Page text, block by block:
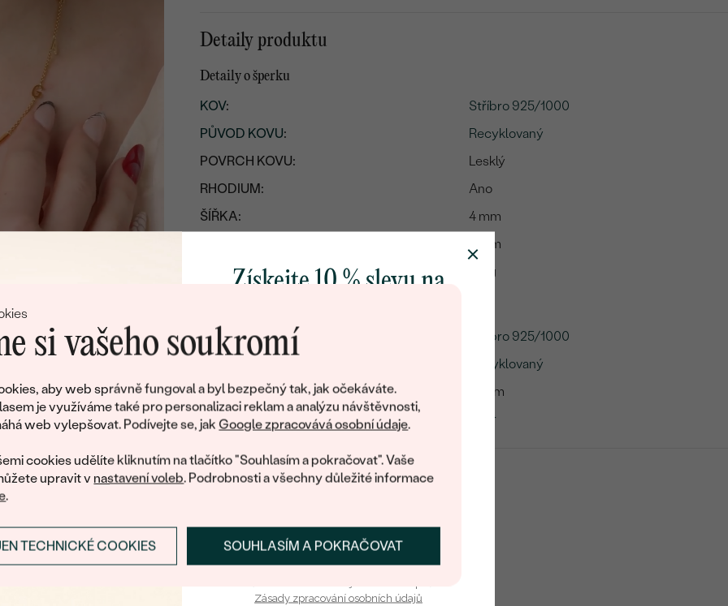
si vašeho soukromí
aby web správně fungoval a byl bezpečný tak, jak očekáváte.
je využíváme také pro personalizaci reklam a analýzu návštěvnosti,
web vylepšovat. Podívejte se, jakGoogle zpracovává osobní údaje.
cookies udělíte kliknutím na tlačítko "Souhlasím a pokračovat". Vaše
upravit v nastavení voleb. Podrobnosti a všechny důležité informace
.
SOUHLASÍM A POKRAČOVAT
TECHNICKÉ COOKIES
Detaily produktu
Detaily o šperku
KOV:
Stříbro 925/1000
PŮVOD KOVU:
Recyklovaný
POVRCH KOVU:
Lesklý
RHODIUM:
Ano
ŠÍŘKA:
4 mm
7 mm
CELKOVÁ PŘIBLIŽNÁ VÁHA:
3.5 g
KOV:
Stříbro 925/1000
Recyklovaný
DÉLKA:
45 cm
TYP:
Ankr
Získejte 10 % slevu na
poctivě vyráběných šperků Eppi.
Jako dárek na přivítání vám obratem
zašleme slevový kód na váš první
PŘIHLÁSIT SE A ZÍSKAT SLEVU
Zásady zpracování osobních údajů